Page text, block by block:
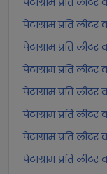
पेटाग्राम प्रति
पेटाग्राम प्रति
पेटाग्राम प्रति
पेटाग्राम प्रति
पेटाग्राम प्रति
पेटाग्राम प्रति
पेटाग्राम प्रति